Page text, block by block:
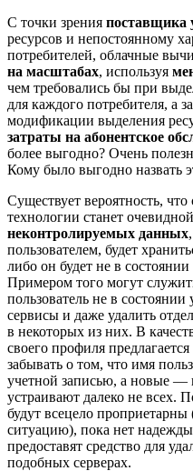
С точки зрения поставщика
ресурсов и непостоянному
потребителей, облачные
на масштабах, используя
чем требовались бы при
для каждого потребителя, а
модификации выделения
затраты на абонентское
более выгодно? Очень
Кому было выгодно назвать
Существует вероятность,
технологии станет
неконтролируемых данных
пользователем, будет
либо он будет не в
Примером того могут
пользователь не в
сервисы и даже удалить
в некоторых из них. В
своего профиля
забывать о том, что имя
учетной записью, а новые —
устраивают далеко не всех.
будут всецело
ситуацию), пока нет
предоставят средство для
подобных серверах.